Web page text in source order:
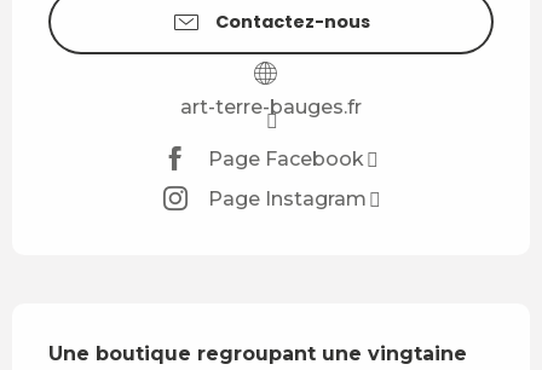
Contactez-nous
art-terre-bauges.fr
Page Facebook
Page Instagram
Une boutique regroupant une vingtaine